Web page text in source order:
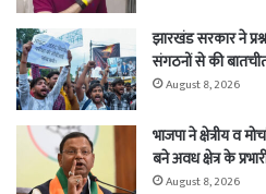
झारखंड सरकार ने
संगठनों से की
August 8, 2026
भाजपा ने क्षेत्रीय व
बने अवध क्षेत्र के
August 8, 2026